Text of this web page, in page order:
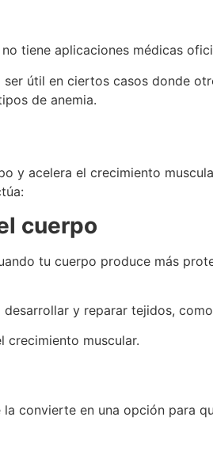
tiene aplicaciones médicas
útil en ciertos casos donde
de anemia.
y acelera el crecimiento
cuerpo
tu cuerpo produce más
y reparar tejidos,
crecimiento muscular.
convierte en una opción para